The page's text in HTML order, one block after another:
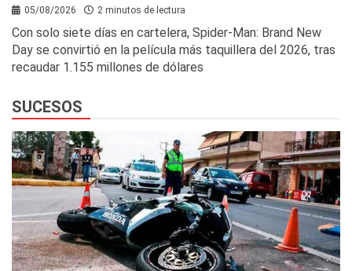
05/08/2026 2 minutos de lectura
Con solo siete días en cartelera, Spider-Man: Brand New
Day se convirtió en la película más taquillera del 2026, tras
recaudar 1.155 millones de dólares
SUCESOS